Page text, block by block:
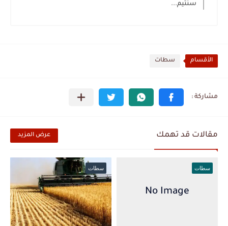
سنتيم...
الأقسام سطات
مقالات قد تهمك عرض المزيد
سطات سطات